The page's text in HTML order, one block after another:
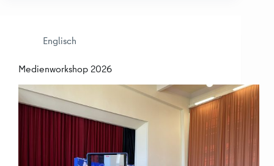
Englisch
Medienworkshop 2026